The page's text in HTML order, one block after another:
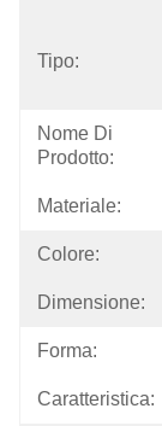
Tipo:
Nome Di
Prodotto:
Materiale:
Colore:
Dimensione:
Forma:
Caratteristica: